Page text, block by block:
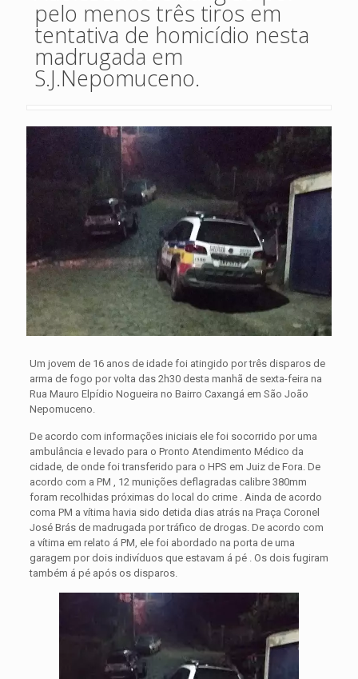
pelo menos três tiros em
tentativa de homicídio nesta
madrugada em
S.J.Nepomuceno.
Um jovem de 16 anos de idade foi atingido por três disparos de
arma de fogo por volta das 2h30 desta manhã de sexta-feira na
Rua Mauro Elpídio Nogueira no Bairro Caxangá em São João
Nepomuceno.
De acordo com informações iniciais ele foi socorrido por uma
ambulância e levado para o Pronto Atendimento Médico da
cidade, de onde foi transferido para o HPS em Juiz de Fora. De
acordo com a PM , 12 munições deflagradas calibre 380mm
foram recolhidas próximas do local do crime . Ainda de acordo
coma PM a vítima havia sido detida dias atrás na Praça Coronel
José Brás de madrugada por tráfico de drogas. De acordo com
a vítima em relato á PM, ele foi abordado na porta de uma
garagem por dois indivíduos que estavam á pé . Os dois fugiram
também á pé após os disparos.